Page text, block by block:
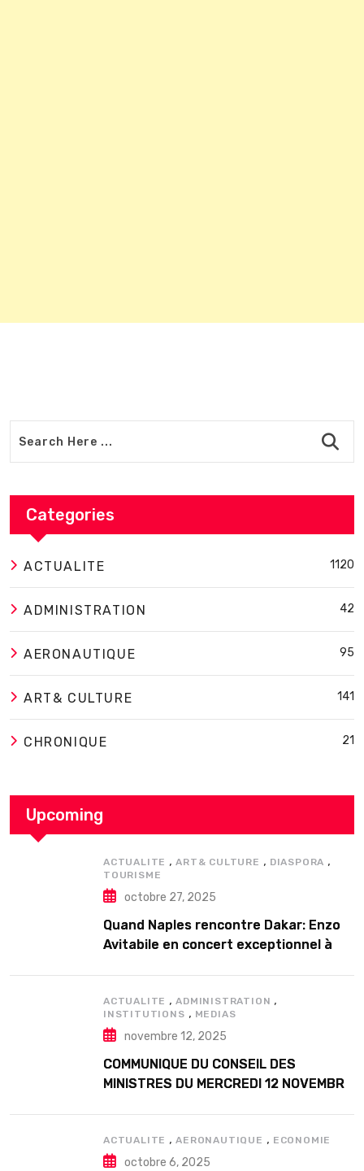
Categories
ACTUALITE 1120
ADMINISTRATION 42
AERONAUTIQUE 95
ART& CULTURE 141
CHRONIQUE 21
Upcoming
ACTUALITE ,ART& CULTURE , DIASPORA ,
TOURISME
octobre 27, 2025
Quand Naples rencontre Dakar: Enzo
Avitabile en concert exceptionnel à
ACTUALITE ,ADMINISTRATION ,
INSTITUTIONS , MEDIAS
novembre 12, 2025
COMMUNIQUE DU CONSEIL DES
MINISTRES DU MERCREDI 12 NOVEMBRE
ACTUALITE ,AERONAUTIQUE , ECONOMIE
octobre 6, 2025